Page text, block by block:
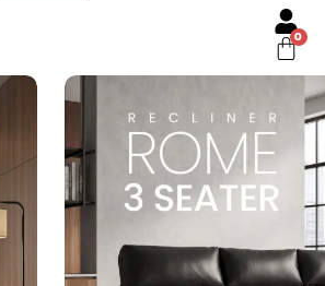
0
Cart